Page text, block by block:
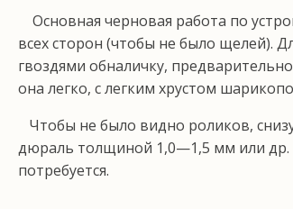
Основная черновая работа по
всех сторон (чтобы не было щелей).
гвоздями обналичку,
она легко, с легким хрустом
Чтобы не было видно роликов,
дюраль толщиной 1,0—1,5 мм или др.
потребуется.